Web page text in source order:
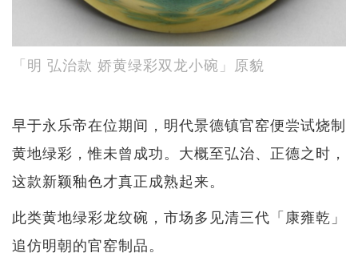
「明 弘治款 娇黄绿彩双龙小碗」原貌
早于永乐帝在位期间，明代景德镇官窑便尝试烧制
黄地绿彩，惟未曾成功。大概至弘治、正德之时，
这款新颖釉色才真正成熟起来。
此类黄地绿彩龙纹碗，市场多见清三代「康雍乾」
追仿明朝的官窑制品。